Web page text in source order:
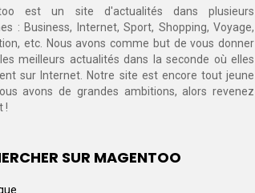
est un site d'actualités dans plusieurs
: Business, Internet, Sport, Shopping, Voyage,
etc. Nous avons comme but de vous donner
meilleurs actualités dans la seconde où elles
sur Internet. Notre site est encore tout jeune
avons de grandes ambitions, alors revenez
!
SUR MAGENTOO